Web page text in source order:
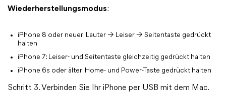
Wiederherstellungsmodus:
iPhone 8 oder neuer: Lauter → Leiser → Seitentaste gedrückt
halten
iPhone 7: Leiser- und Seitentaste gleichzeitig gedrückt halten
iPhone 6s oder älter: Home- und Power-Taste gedrückt halten
Schritt 3. Verbinden Sie Ihr iPhone per USB mit dem Mac.